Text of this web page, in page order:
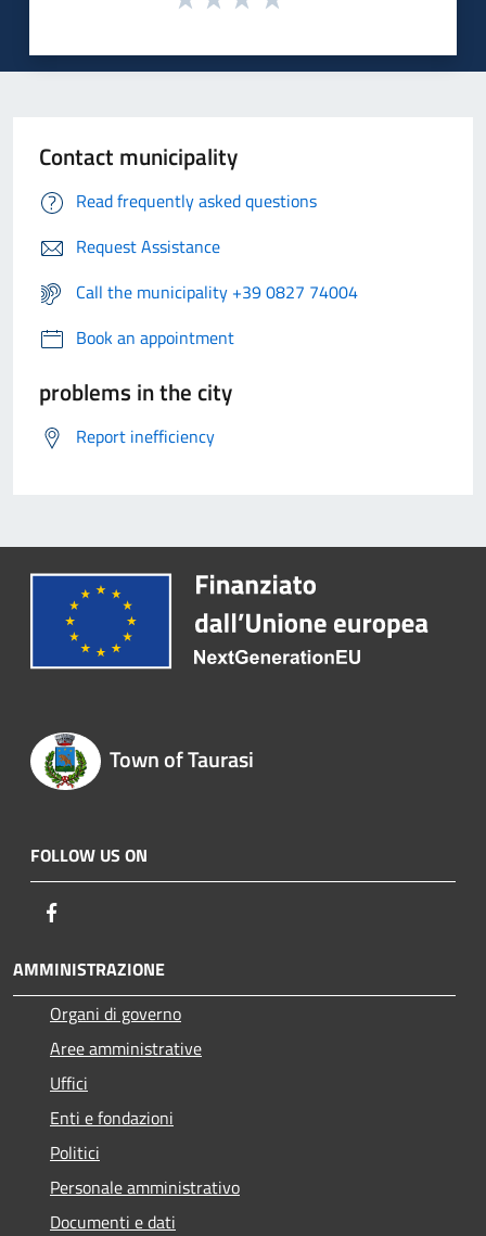
Contact municipality
Read frequently asked questions
Request Assistance
Call the municipality +39 0827 74004
Book an appointment
problems in the city
Report inefficiency
Town of Taurasi
FOLLOW US ON
AMMINISTRAZIONE
Organi di governo
Aree amministrative
Uffici
Enti e fondazioni
Politici
Personale amministrativo
Documenti e dati